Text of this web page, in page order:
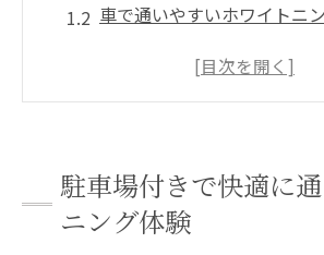
車で通いやすいホワイトニ
駐車場完備の医院でストレ
ワイトニング
談
アクセス良好な医院で始め
グの魅力
駐車場付きで快適に
ニング体験